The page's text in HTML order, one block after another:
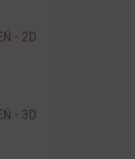
- 2D
- 3D